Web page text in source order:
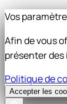
Vos
Afin de vous
présenter
Politique de
Accepter les